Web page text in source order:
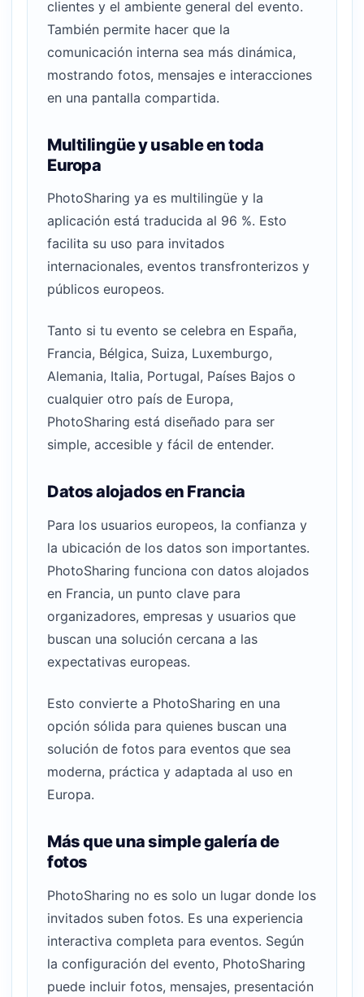
clientes y el ambiente general del evento.
También permite hacer que la
comunicación interna sea más dinámica,
mostrando fotos, mensajes e interacciones
en una pantalla compartida.
Multilingüe y usable en toda
Europa
PhotoSharing ya es multilingüe y la
aplicación está traducida al 96 %. Esto
facilita su uso para invitados
internacionales, eventos transfronterizos y
públicos europeos.
Tanto si tu evento se celebra en España,
Francia, Bélgica, Suiza, Luxemburgo,
Alemania, Italia, Portugal, Países Bajos o
cualquier otro país de Europa,
PhotoSharing está diseñado para ser
simple, accesible y fácil de entender.
Datos alojados en Francia
Para los usuarios europeos, la confianza y
la ubicación de los datos son importantes.
PhotoSharing funciona con datos alojados
en Francia, un punto clave para
organizadores, empresas y usuarios que
buscan una solución cercana a las
expectativas europeas.
Esto convierte a PhotoSharing en una
opción sólida para quienes buscan una
solución de fotos para eventos que sea
moderna, práctica y adaptada al uso en
Europa.
Más que una simple galería de
fotos
PhotoSharing no es solo un lugar donde los
invitados suben fotos. Es una experiencia
interactiva completa para eventos. Según
la configuración del evento, PhotoSharing
puede incluir fotos, mensajes, presentación